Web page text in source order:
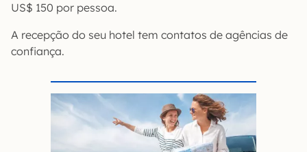
US$ 150 por pessoa.
A recepção do seu hotel tem contatos de agências de
confiança.